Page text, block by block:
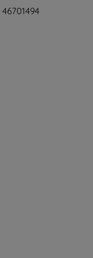
46701494